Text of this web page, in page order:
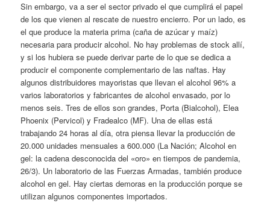
Sin embargo, va a ser el sector privado el que cumplirá el papel
de los que vienen al rescate de nuestro encierro. Por un lado, es
el que produce la materia prima (caña de azúcar y maíz)
necesaria para producir alcohol. No hay problemas de stock allí,
y si los hubiera se puede derivar parte de lo que se dedica a
producir el componente complementario de las naftas. Hay
algunos distribuidores mayoristas que llevan el alcohol 96% a
varios laboratorios y fabricantes de alcohol envasado, por lo
menos seis. Tres de ellos son grandes, Porta (Bialcohol), Elea
Phoenix (Pervicol) y Fradealco (MF). Una de ellas está
trabajando 24 horas al día, otra piensa llevar la producción de
20.000 unidades mensuales a 600.000 (La Nación; Alcohol en
gel: la cadena desconocida del «oro» en tiempos de pandemia,
26/3). Un laboratorio de las Fuerzas Armadas, también produce
alcohol en gel. Hay ciertas demoras en la producción porque se
utilizan algunos componentes importados.